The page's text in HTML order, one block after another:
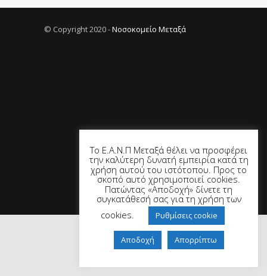
© Copyright 2020 -Νοσοκομείο Μεταξά
Το Ε.Α.Ν.Π Μεταξά θέλει να προσφέρει
την καλύτερη δυνατή εμπειρία κατά τη
χρήση αυτού του ιστότοπου. Προς το
σκοπό αυτό χρησιμοποιεί cookies.
Πατώντας «Αποδοχή» δίνετε τη
συγκατάθεσή σας για τη χρήση των
cookies.
Ρυθμίσεις cookie
Αποδοχή Απορρίπτω